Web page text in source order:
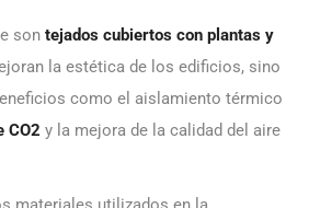
son tejados cubiertos con plantas y
la estética de los edificios, sino
como el aislamiento térmico
CO2 y la mejora de la calidad del aire